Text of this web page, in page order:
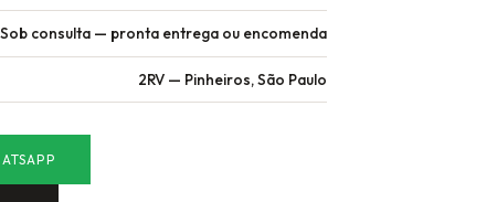
Sob consulta — pronta entrega ou encomenda
2RV — Pinheiros, São Paulo